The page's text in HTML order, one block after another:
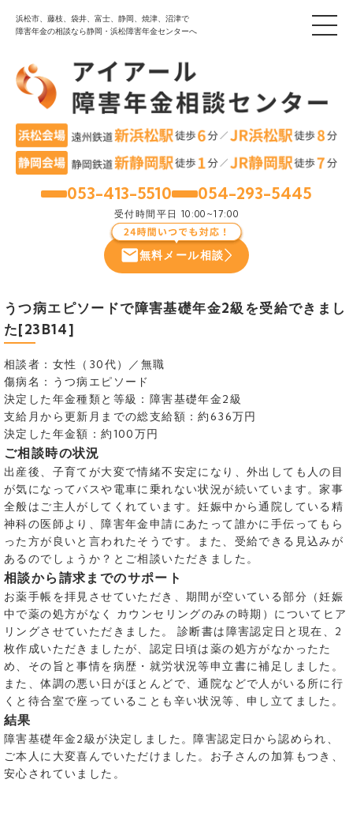
浜松市、藤枝、袋井、富士、静岡、焼津、沼津で
障害年金の相談なら静岡・浜松障害年金センターへ
053-413-5510 054-293-5445
受付時間 平日 10:00~17:00
無料メール相談
うつ病エピソードで障害基礎年金2級を受給できまし
た[23B14]
相談者：女性（30代）／無職
傷病名：うつ病エピソード
決定した年金種類と等級：障害基礎年金2級
支給月から更新月までの総支給額：約636万円
決定した年金額：約100万円
ご相談時の状況
出産後、子育てが大変で情緒不安定になり、外出しても人の目
が気になってバスや電車に乗れない状況が続いています。家事
全般はご主人がしてくれています。妊娠中から通院している精
神科の医師より、障害年金申請にあたって誰かに手伝ってもら
った方が良いと言われたそうです。また、受給できる見込みが
あるのでしょうか？とご相談いただきました。
相談から請求までのサポート
お薬手帳を拝見させていただき、期間が空いている部分（妊娠
中で薬の処方がなく カウンセリングのみの時期）についてヒア
リングさせていただきました。 診断書は障害認定日と現在、2
枚作成いただきましたが、認定日頃は薬の処方がなかったた
め、その旨と事情を病歴・就労状況等申立書に補足しました。
また、体調の悪い日がほとんどで、通院などで人がいる所に行
くと待合室で座っていることも辛い状況等、申し立てました。
結果
障害基礎年金2級が決定しました。障害認定日から認められ、
ご本人に大変喜んでいただけました。お子さんの加算もつき、
安心されていました。